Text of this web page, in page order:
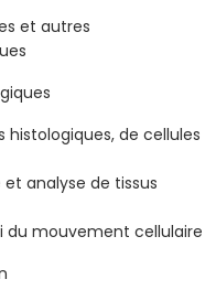
et autres
de cellules
analyse de tissus
du mouvement cellulaire